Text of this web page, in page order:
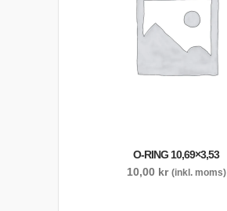
O-RING 10,69×3,53
10,00 kr (inkl. moms)